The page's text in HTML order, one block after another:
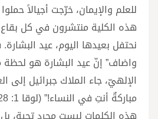
للعلم والإيمان، خرّجت أجيالاً
هذه الكلية منتشرون في كل بقاع
نحتفل بعيدها اليوم، عيد
واضاف” إنّ عيد البشارة هو
الإلهيّ، جاء الملاك جبرائيل
مباركةٌ أنتِ في النساء!” (لوقا 1: 28).